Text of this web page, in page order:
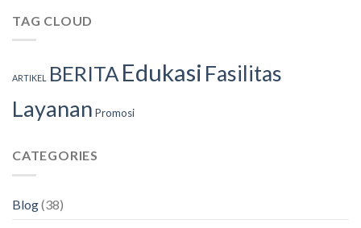
TAG CLOUD
ARTIKEL BERITA Edukasi Fasilitas
Layanan Promosi
CATEGORIES
Blog(38)